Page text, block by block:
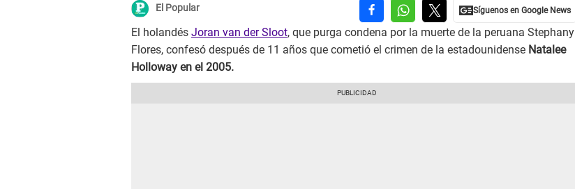
El Popular
El holandés Joran van der Sloot, que purga condena por la muerte de la peruana Stephany
Flores, confesó después de 11 años que cometió el crimen de la estadounidense Natalee
Holloway en el 2005.